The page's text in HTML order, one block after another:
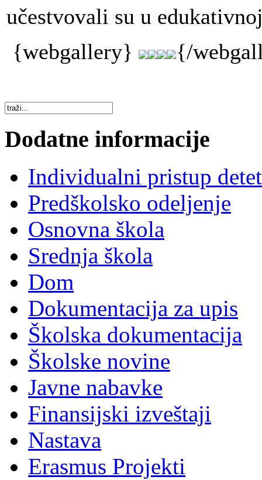
učestvovali su u
{webgallery}
{/
Dodatne informacije
Individualni pristup
Predškolsko odeljenje
Osnovna škola
Srednja škola
Dom
Dokumentacija za upis
Školska dokumentacija
Školske novine
Javne nabavke
Finansijski izveštaji
Nastava
Erasmus Projekti